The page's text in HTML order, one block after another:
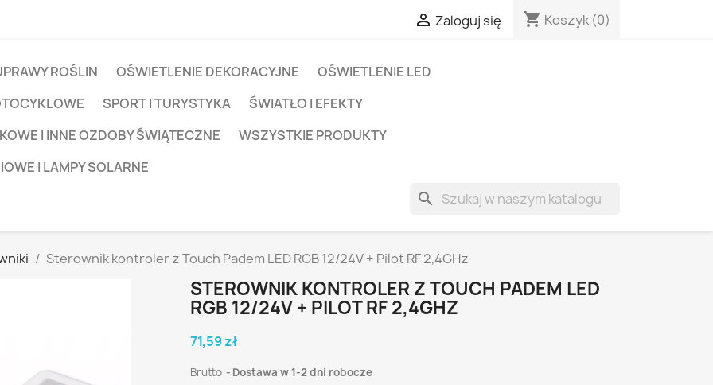
 Zaloguj się shopping_cart Koszyk (0)
ROŚLIN OŚWIETLENIE DEKORACYJNE
OŚWIETLENIE LED
SPORT I TURYSTYKA
ŚWIATŁO I EFEKTY
I INNE OZDOBY ŚWIĄTECZNE
WSZYSTKIE PRODUKTY
I LAMPY SOLARNE
search
Sterownik kontroler z Touch Padem LED RGB 12/24V + Pilot RF 2,4GHz
STEROWNIK KONTROLER Z TOUCH PADEM LED
RGB 12/24V + PILOT RF 2,4GHZ
71,59 zł
Brutto Dostawa w 1-2 dni robocze